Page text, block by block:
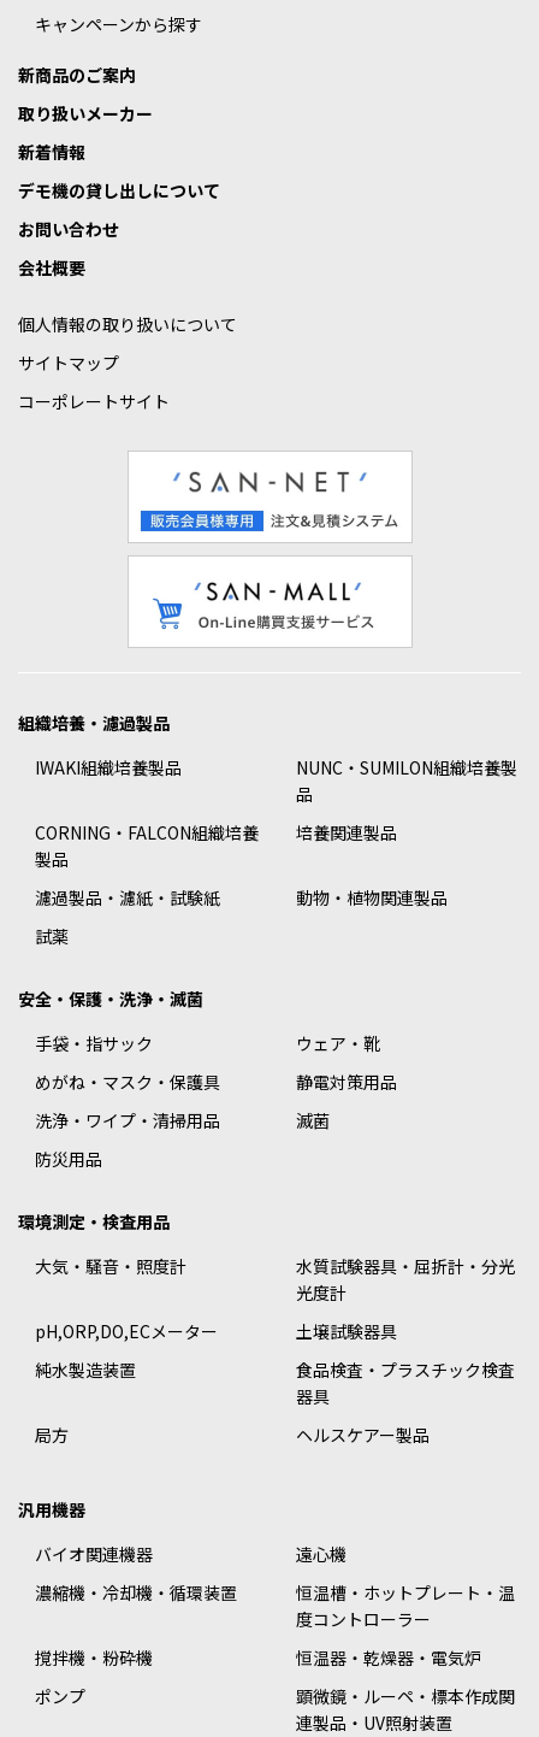
キャンペーンから探す
新商品のご案内
取り扱いメーカー
新着情報
デモ機の貸し出しについて
お問い合わせ
会社概要
個人情報の取り扱いについて
サイトマップ
コーポレートサイト
組織培養・濾過製品
IWAKI組織培養製品
NUNC・SUMILON組織培養製
品
CORNING・FALCON組織培養
製品
培養関連製品
濾過製品・濾紙・試験紙
動物・植物関連製品
試薬
安全・保護・洗浄・滅菌
手袋・指サック
ウェア・靴
めがね・マスク・保護具
静電対策用品
洗浄・ワイプ・清掃用品
滅菌
防災用品
環境測定・検査用品
大気・騒音・照度計
水質試験器具・屈折計・分光
光度計
pH,ORP,DO,ECメーター
土壌試験器具
純水製造装置
食品検査・プラスチック検査
器具
局方
ヘルスケアー製品
汎用機器
バイオ関連機器
遠心機
濃縮機・冷却機・循環装置
恒温槽・ホットプレート・温
度コントローラー
撹拌機・粉砕機
恒温器・乾燥器・電気炉
ポンプ
顕微鏡・ルーペ・標本作成関
連製品・UV照射装置